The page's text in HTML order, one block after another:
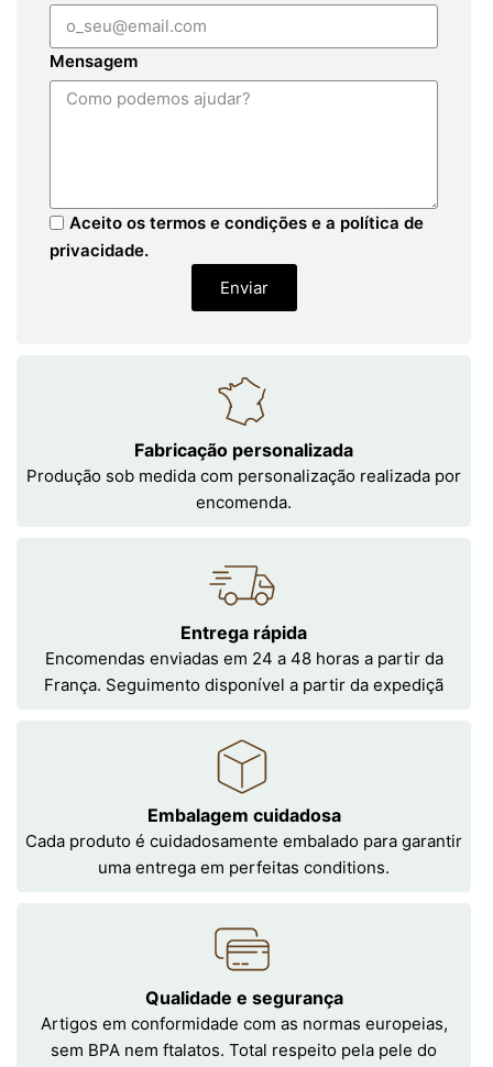
Mensagem
Aceito os termos e condições e a política de
privacidade.
Enviar
Fabricação personalizada
Produção sob medida com personalização realizada por
encomenda.
Entrega rápida
Encomendas enviadas em 24 a 48 horas a partir da
França. Seguimento disponível a partir da expediçã
Embalagem cuidadosa
Cada produto é cuidadosamente embalado para garantir
uma entrega em perfeitas conditions.
Qualidade e segurança
Artigos em conformidade com as normas europeias,
sem BPA nem ftalatos. Total respeito pela pele do